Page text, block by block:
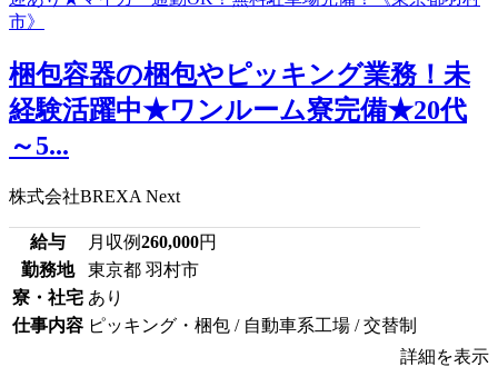
梱包容器の梱包やピッキング業務！未
経験活躍中★ワンルーム寮完備★20代
～5...
株式会社BREXA Next
給与 月収例260,000円
勤務地
東京都 羽村市
寮・社宅 あり
仕事内容 ピッキング・梱包 / 自動車系工場 / 交替制
詳細を表示